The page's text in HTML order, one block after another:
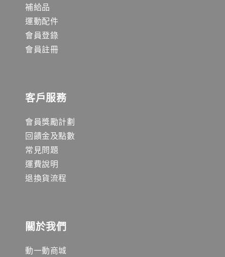
補給品
運動配件
會員登錄
會員註冊
客戶服務
會員獎勵計劃
回饋金及點數
常見問題
運費說明
退換貨流程
關於我們
動一動商城